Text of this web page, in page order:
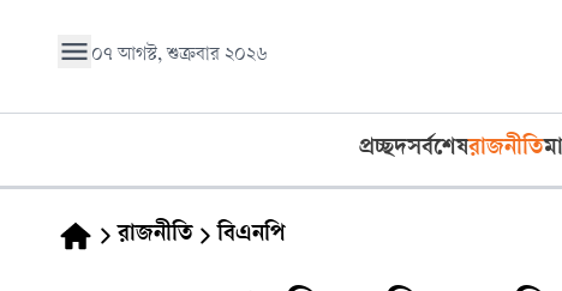
০৭ আগস্ট, শুক্রবার ২০২৬
প্রচ্ছদসর্বশেষরাজনীতি
রাজনীতি বিএনপি